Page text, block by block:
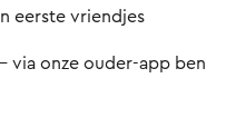
eerste vriendjes
via onze ouder-app ben